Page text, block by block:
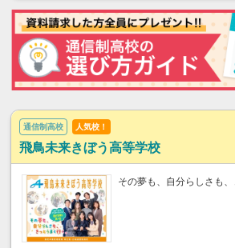
通信制高校 人気校！
飛鳥未来きぼう高等学校
その夢も、自分らしさも、